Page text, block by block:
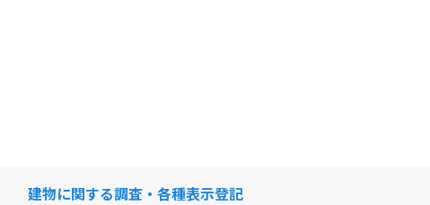
建物に関する調査・各種表示登記